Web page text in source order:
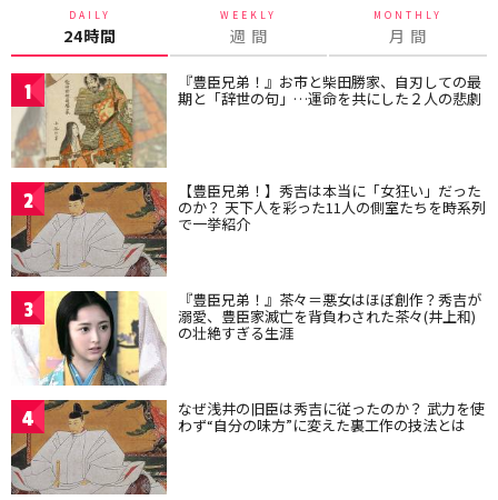
DAILY
24時間
WEEKLY
週 間
MONTHLY
月 間
1 『豊臣兄弟！』お市と柴田勝家、自刃しての最
期と「辞世の句」…運命を共にした２人の悲劇
2 【豊臣兄弟！】秀吉は本当に「女狂い」だった
のか？ 天下人を彩った11人の側室たちを時系列
で一挙紹介
3 『豊臣兄弟！』茶々＝悪女はほぼ創作？秀吉が
溺愛、豊臣家滅亡を背負わされた茶々(井上和)
の壮絶すぎる生涯
4 なぜ浅井の旧臣は秀吉に従ったのか？ 武力を使
わず“自分の味方”に変えた裏工作の技法とは